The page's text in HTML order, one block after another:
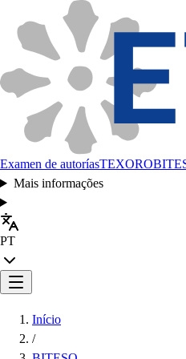
Examen de autoríasTEXORO
Mais informações
PT
Início
/